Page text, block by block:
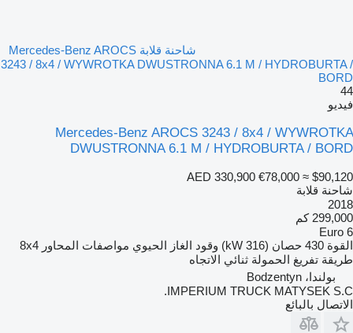
شاحنة قلابة Mercedes-Benz AROCS
3243 / 8x4 / WYWROTKA DWUSTRONNA 6.1 M / HYDROBURTA /
BORD
44
فيديو
Mercedes-Benz AROCS 3243 / 8x4 / WYWROTKA
DWUSTRONNA 6.1 M / HYDROBURTA / BORD
AED 330,900 €78,000 ≈ $90,120
شاحنة قلابة
2018
299,000 كم
Euro 6
القوة 430 حصان (316 kW) وقود الغاز الحيوي مواصفات المحاور 8x4
طريقة تفريغ الحمولة ثنائي الاتجاه
بولندا، Bodzentyn
IMPERIUM TRUCK MATYSEK S.C.
الاتصال بالبائع